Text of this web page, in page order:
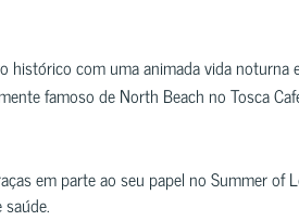
histórico com uma animada vida noturna
famoso de North Beach no Tosca
em parte ao seu papel no Summer of